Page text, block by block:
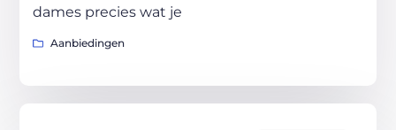
dames precies wat je
Aanbiedingen